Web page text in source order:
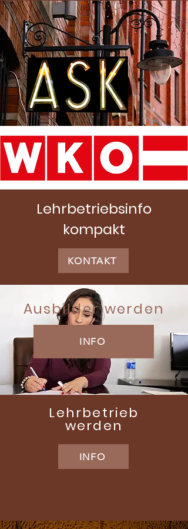
Lehrbetriebsinfo
kompakt
KONTAKT
Ausbilder werden
INFO
Lehrbetrieb
werden
INFO